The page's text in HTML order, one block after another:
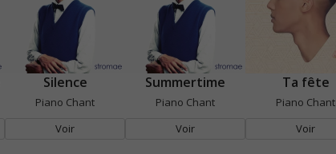
Silence
Piano Chant
Voir
Summertime
Piano Chant
Voir
Ta fête
Piano Chant
Voir